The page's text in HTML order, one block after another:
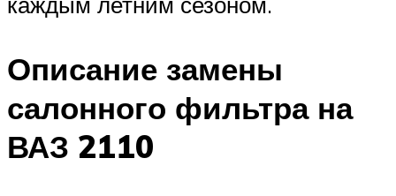
Описание замены
салонного фильтра на
ВАЗ 2110